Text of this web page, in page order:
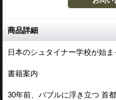
商品詳細
日本のシュタイナー学校が始ま
書籍案内
30年前、バブルに浮き立つ 首都